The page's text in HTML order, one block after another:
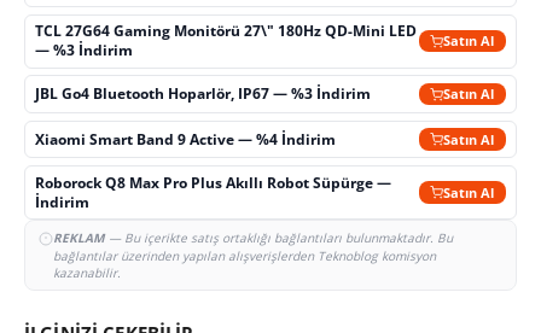
TCL 27G64 Gaming Monitörü 27\" 180Hz QD-Mini LED
— %3 İndirim
Satın Al
JBL Go4 Bluetooth Hoparlör, IP67 — %3 İndirim Satın Al
Xiaomi Smart Band 9 Active — %4 İndirim Satın Al
Roborock Q8 Max Pro Plus Akıllı Robot Süpürge —
İndirim
Satın Al
REKLAM— Bu içerikte satış ortaklığı bağlantıları bulunmaktadır. Bu
bağlantılar üzerinden yapılan alışverişlerden Teknoblog komisyon
kazanabilir.